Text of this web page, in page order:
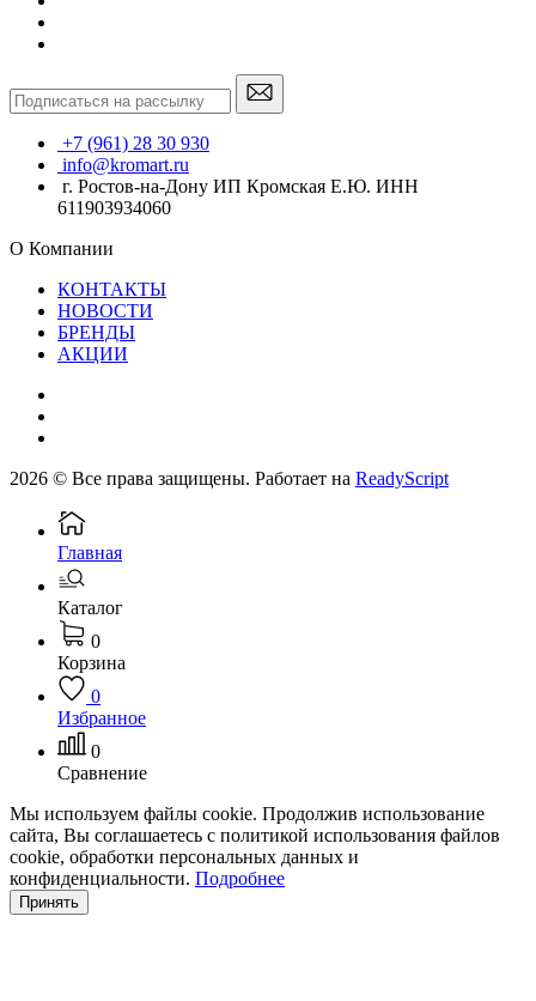
+7 (961) 28 30 930
info@kromart.ru
г. Ростов-на-Дону ИП Кромская Е.Ю. ИНН
611903934060
О Компании
КОНТАКТЫ
НОВОСТИ
БРЕНДЫ
АКЦИИ
2026 © Все права защищены. Работает на ReadyScript
Главная
Каталог
0
Корзина
0
Избранное
0
Сравнение
Мы используем файлы cookie. Продолжив использование
сайта, Вы соглашаетесь с политикой использования файлов
cookie, обработки персональных данных и
конфиденциальности. Подробнее
Принять